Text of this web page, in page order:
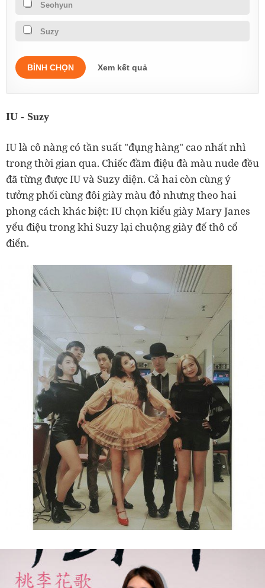
Seohyun
Suzy
BÌNH CHỌN Xem kết quả
IU - Suzy
IU là cô nàng có tần suất "đụng hàng" cao nhất nhì
trong thời gian qua. Chiếc đầm điệu đà màu nude đều
đã từng được IU và Suzy diện. Cả hai còn cùng ý
tưởng phối cùng đôi giày màu đỏ nhưng theo hai
phong cách khác biệt: IU chọn kiểu giày Mary Janes
yểu điệu trong khi Suzy lại chuộng giày đế thô cổ
điển.